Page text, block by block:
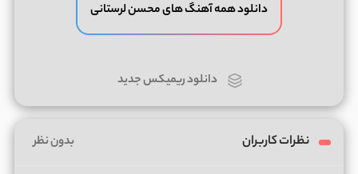
دانلود همه آهنگ های محسن لرستانی
دانلود ریمیکس جدید
نظرات کاربران بدون نظر